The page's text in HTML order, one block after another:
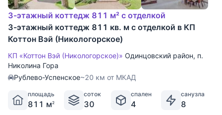
3-этажный коттедж 811 м² с отделкой
3-этажный коттедж 811 кв. м с отделкой в КП
Коттон Вэй (Никологорское)
КП «Коттон Вэй (Никологорское)» Одинцовский район, п.
Николина Гора
Рублево-Успенское~20 км от МКАД
площадь
811 м2
соток
30
спален
4
санузла
8